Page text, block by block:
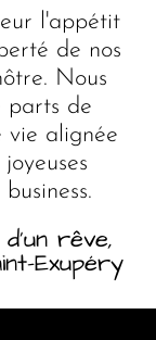
l'appétit
de nos
Nous
parts de
alignée
rêve,
Exupéry